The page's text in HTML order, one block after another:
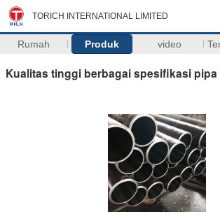
TORICH INTERNATIONAL LIMITED
Rumah Produk video
Kualitas tinggi berbagai spesifikasi pipa